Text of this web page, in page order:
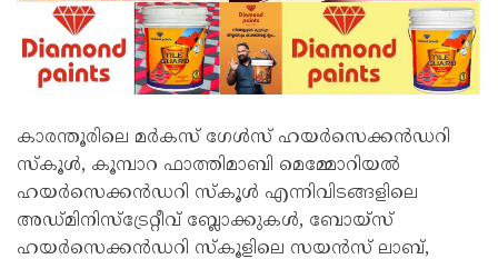
കാരന്തൂരിലെ മർകസ് ഗേൾസ് ഹയർസെക്കൻഡറി
സ്കൂൾ, കൂമ്പാറ ഫാത്തിമാബി മെമ്മോറിയൽ
ഹയർസെക്കൻഡറി സ്കൂൾ എന്നിവിടങ്ങളിലെ
അഡ്മിനിസ്‌ട്രേറ്റീവ് ബ്ലോക്കുകൾ, ബോയ്സ്
ഹയർസെക്കൻഡറി സ്കൂളിലെ സയൻസ് ലാബ്,